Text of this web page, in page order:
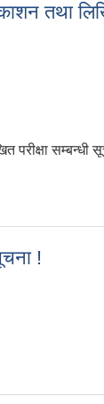
तथा
परीक्षा सम्बन्धी
!